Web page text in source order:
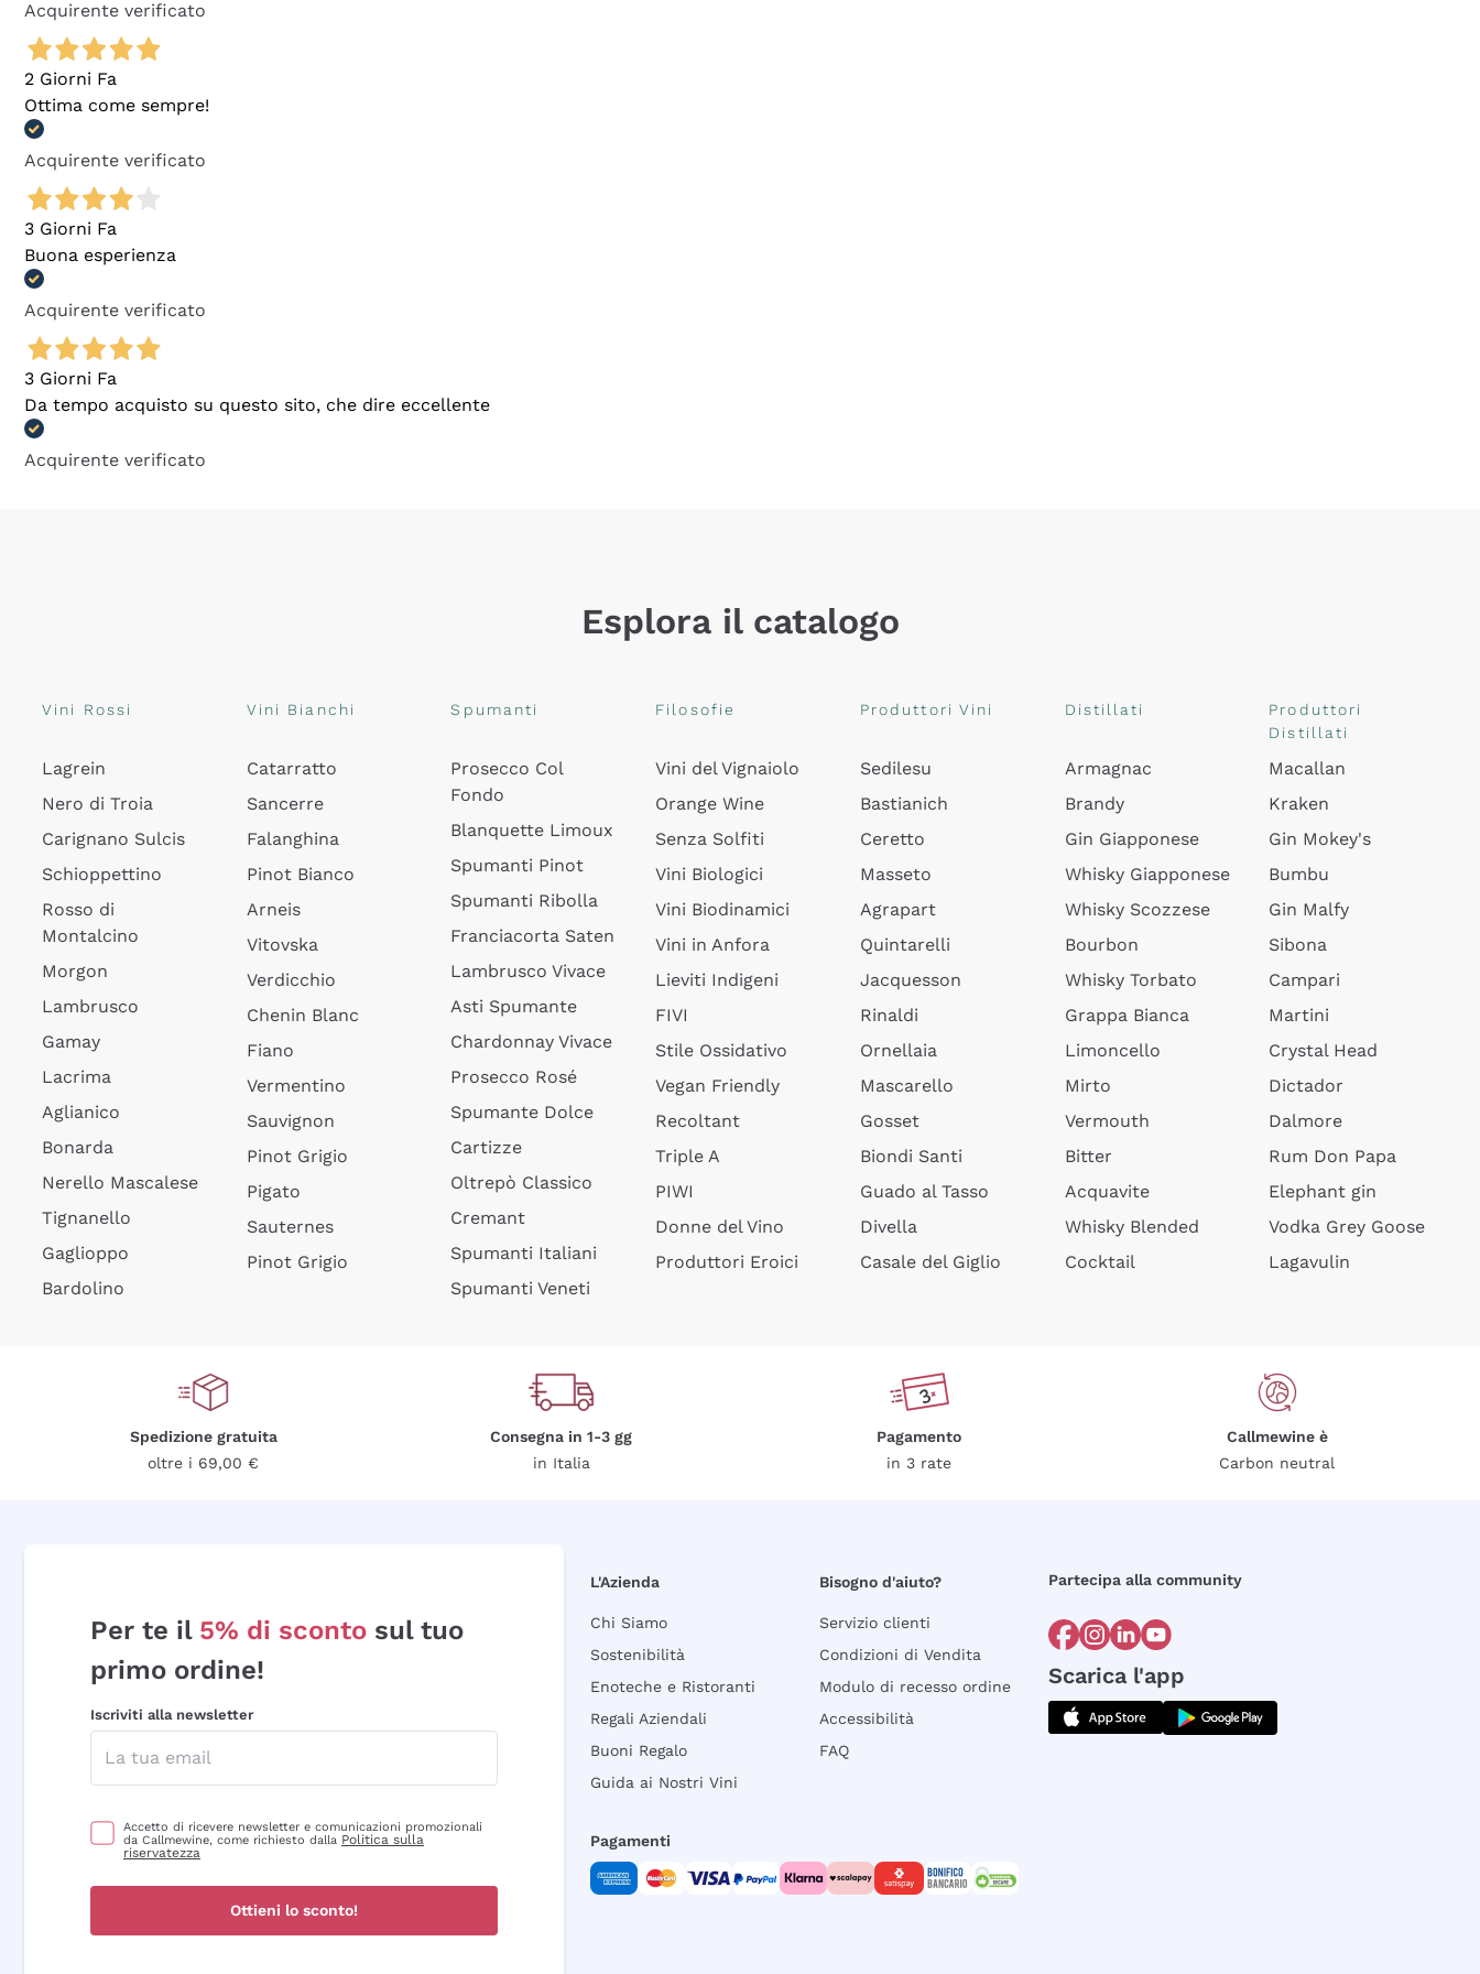
Acquirente verificato
2 Giorni Fa
Ottima come sempre!
Acquirente verificato
3 Giorni Fa
Buona esperienza
Acquirente verificato
3 Giorni Fa
Da tempo acquisto su questo sito, che dire eccellente
Acquirente verificato
Esplora il catalogo
Vini Rossi
Lagrein
Nero di Troia
Carignano Sulcis
Schioppettino
Rosso di
Montalcino
Morgon
Lambrusco
Gamay
Lacrima
Aglianico
Bonarda
Nerello Mascalese
Tignanello
Gaglioppo
Bardolino
Vini Bianchi
Catarratto
Sancerre
Falanghina
Pinot Bianco
Arneis
Vitovska
Verdicchio
Chenin Blanc
Fiano
Vermentino
Sauvignon
Pinot Grigio
Pigato
Sauternes
Pinot Grigio
Spumanti
Prosecco Col
Fondo
Blanquette Limoux
Spumanti Pinot
Spumanti Ribolla
Franciacorta Saten
Lambrusco Vivace
Asti Spumante
Chardonnay Vivace
Prosecco Rosé
Spumante Dolce
Cartizze
Oltrepò Classico
Cremant
Spumanti Italiani
Spumanti Veneti
Filosofie
Vini del Vignaiolo
Orange Wine
Senza Solfiti
Vini Biologici
Vini Biodinamici
Vini in Anfora
Lieviti Indigeni
FIVI
Stile Ossidativo
Vegan Friendly
Recoltant
Triple A
PIWI
Donne del Vino
Produttori Eroici
Produttori Vini
Sedilesu
Bastianich
Ceretto
Masseto
Agrapart
Quintarelli
Jacquesson
Rinaldi
Ornellaia
Mascarello
Gosset
Biondi Santi
Guado al Tasso
Divella
Casale del Giglio
Distillati
Armagnac
Brandy
Gin Giapponese
Whisky Giapponese
Whisky Scozzese
Bourbon
Whisky Torbato
Grappa Bianca
Limoncello
Mirto
Vermouth
Bitter
Acquavite
Whisky Blended
Cocktail
Produttori
Distillati
Macallan
Kraken
Gin Mokey's
Bumbu
Gin Malfy
Sibona
Campari
Martini
Crystal Head
Dictador
Dalmore
Rum Don Papa
Elephant gin
Vodka Grey Goose
Lagavulin
Spedizione gratuita
oltre i 69,00 €
Consegna in 1-3 gg
in Italia
Pagamento
in 3 rate
Callmewine è
Carbon neutral
Per te il 5% di sconto sul tuo
primo ordine!
Iscriviti alla newsletter
Accetto di ricevere newsletter e comunicazioni promozionali
da Callmewine, come richiesto dalla Politica sulla
riservatezza
Ottieni lo sconto!
L'Azienda
Chi Siamo
Sostenibilità
Enoteche e Ristoranti
Regali Aziendali
Buoni Regalo
Guida ai Nostri Vini
Bisogno d'aiuto?
Servizio clienti
Condizioni di Vendita
Modulo di recesso ordine
Accessibilità
FAQ
Partecipa alla community
Scarica l'app
Pagamenti